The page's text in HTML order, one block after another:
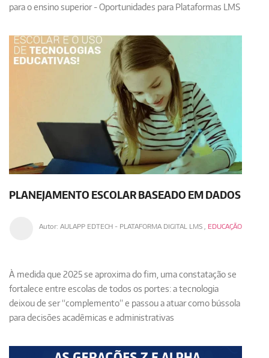
para o ensino superior - Oportunidades para Plataformas LMS
PLANEJAMENTO ESCOLAR BASEADO EM DADOS
Autor: AULAPP EDTECH - PLATAFORMA DIGITAL LMS, EDUCAÇÃO
À medida que 2025 se aproxima do fim, uma constatação se
fortalece entre escolas de todos os portes: a tecnologia
deixou de ser “complemento” e passou a atuar como bússola
para decisões acadêmicas e administrativas